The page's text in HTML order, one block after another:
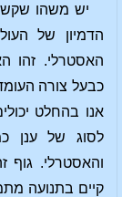
יש משהו
הדמיון של
האסטרלי. זהו
כבעל צורה
אנו בהחלט
לסוג של ענן
והאסטרלי. גוף
קיים בתנועה